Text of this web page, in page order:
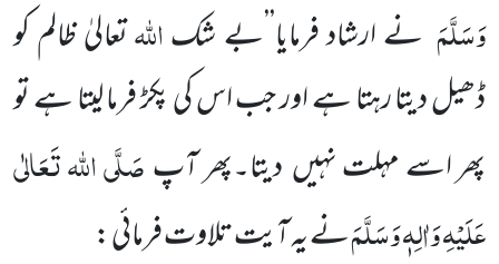
وَسَلَّمَ نےارشاد فرمایا’’بے شکاللہتعالیٰ ظالم کو
ڈھیل دیتا رہتا ہے اور جب اس کی پکڑ فرما لیتا ہے تو
پھر اسے مہلت نہیںدیتا۔پھر آپصَلَّی اللہ تَعَالٰی
عَلَیْہِ وَاٰلِہٖ وَسَلَّمَنے یہ آیت تلاوت فرمائی :